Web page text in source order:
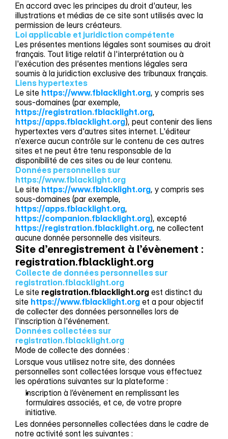
En accord avec les principes du droit d'auteur, les
illustrations et médias de ce site sont utilisés avec la
permission de leurs créateurs.
Loi applicable et juridiction compétente
Les présentes mentions légales sont soumises au droit
français. Tout litige relatif à l'interprétation ou à
l'exécution des présentes mentions légales sera
soumis à la juridiction exclusive des tribunaux français.
Liens hypertextes
Le site https://www.fblacklight.org, y compris ses
sous-domaines (par exemple,
https://registration.fblacklight.org,
https://apps.fblacklight.org), peut contenir des liens
hypertextes vers d'autres sites internet. L'éditeur
n'exerce aucun contrôle sur le contenu de ces autres
sites et ne peut être tenu responsable de la
disponibilité de ces sites ou de leur contenu.
Données personnelles sur
https://www.fblacklight.org
Le site https://www.fblacklight.org, y compris ses
sous-domaines (par exemple,
https://apps.fblacklight.org,
https://companion.fblacklight.org), excepté
https://registration.fblacklight.org, ne collectent
aucune donnée personnelle des visiteurs.
Site d’enregistrement à l’évènement :
registration.fblacklight.org
Collecte de données personnelles sur
registration.fblacklight.org
Le site registration.fblacklight.org est distinct du
site https://www.fblacklight.org et a pour objectif
de collecter des données personnelles lors de
l'inscription à l'événement.
Données collectées sur
registration.fblacklight.org
Mode de collecte des données :
Lorsque vous utilisez notre site, des données
personnelles sont collectées lorsque vous effectuez
les opérations suivantes sur la plateforme :
Inscription à l’évènement en remplissant les
formulaires associés, et ce, de votre propre
initiative.
Les données personnelles collectées dans le cadre de
notre activité sont les suivantes :